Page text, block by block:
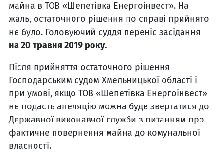
майна в ТОВ «Шепетівка Енергоінвест». На
жаль, остаточного рішення по справі прийнято
не було. Головуючий суддя переніс засідання
на 20 травня 2019 року.
Після прийняття остаточного рішення
Господарським судом Хмельницької області і
при умові, якщо ТОВ «Шепетівка Енергоінвест»
не подасть апеляцію можна буде звертатися до
Державної виконавчої служби з питанням про
фактичне повернення майна до комунальної
власності.